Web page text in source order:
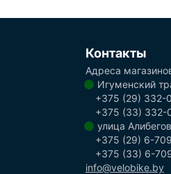
Контакты
Адреса
Игуменский
+375 (29) 332-
+375 (33) 332-
улица
+375 (29) 6-
+375 (33) 6-
info@velobike.by